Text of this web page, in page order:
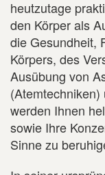
heutzutage
den Körper als
die Gesundheit,
Körpers, des
Ausübung von
werden Ihnen
sowie Ihre
Sinne zu